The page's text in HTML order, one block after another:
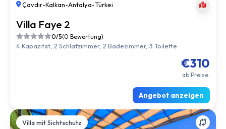
Çavdır-Kalkan-Antalya-Türkei
Villa Faye 2
0/5(0 Bewertung)
4 Kapazität, 2 Schlafzimmer, 2 Badezimmer, 3 Toilette
€310
ab Preise.
Angebot anzeigen
Villa mit Sichtschutz